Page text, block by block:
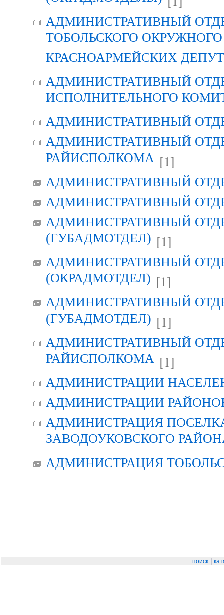
АДМИНИСТРАТИВНЫЙ
ТОБОЛЬСКОГО
КРАСНОАРМЕЙСКИХ
АДМИНИСТРАТИВНЫЙ
ИСПОЛНИТЕЛЬНОГО
АДМИНИСТРАТИВНЫЙ
АДМИНИСТРАТИВНЫЙ
РАЙИСПОЛКОМА [1]
АДМИНИСТРАТИВНЫЙ
АДМИНИСТРАТИВНЫЙ
АДМИНИСТРАТИВНЫЙ
(ГУБАДМОТДЕЛ) [1]
АДМИНИСТРАТИВНЫЙ
(ОКРАДМОТДЕЛ) [1]
АДМИНИСТРАТИВНЫЙ
(ГУБАДМОТДЕЛ) [1]
АДМИНИСТРАТИВНЫЙ
РАЙИСПОЛКОМА [1]
АДМИНИСТРАЦИИ
АДМИНИСТРАЦИИ
АДМИНИСТРАЦИЯ
ЗАВОДОУКОВСКОГО
АДМИНИСТРАЦИЯ
поиск